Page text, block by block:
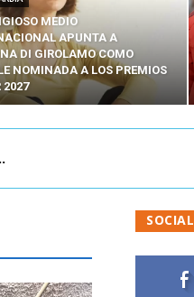
MEDIO
APUNTA A
DI GIROLAMO COMO
NOMINADA A LOS PREMIOS
2027
SOCIAL